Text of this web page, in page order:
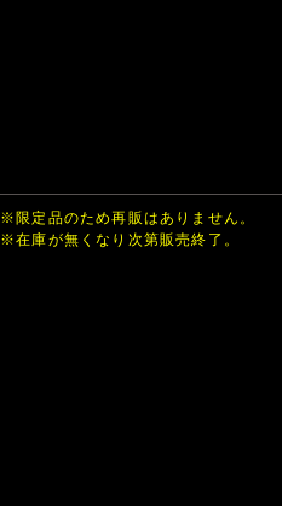
※限定品のため再販はありません。
※在庫が無くなり次第販売終了。